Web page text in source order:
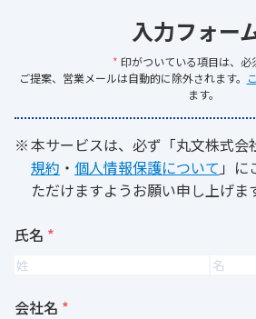
入力フォー
* 印がついている項目は、必
ご提案、営業メールは自動的に除外されます。
ます。
本サービスは、必ず「丸文株式会
規約 ・ 個人情報保護について 」に
ただけますようお願い申し上げま
氏名
会社名